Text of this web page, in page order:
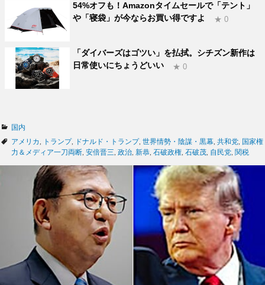
54%オフも！Amazonタイムセールで「テント」
や「寝袋」が今ならお買い得ですよ
★ 0
「ダイバーズはゴツい」を払拭。シチズン新作は
日常使いにちょうどいい
★ 0
カ
テ
ゴ
国内
タ
グ
アメリカ トランプ, ドナルド・トランプ, 世界情勢・陰謀・黒幕 共和党
国家権
力＆メディア一刀両断 安倍晋三 政治 新恭 石破政権 石破茂 自民党 関税